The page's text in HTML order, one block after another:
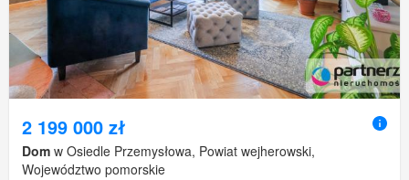
2 199 000 zł
Dom w Osiedle Przemysłowa, Powiat wejherowski,
Województwo pomorskie